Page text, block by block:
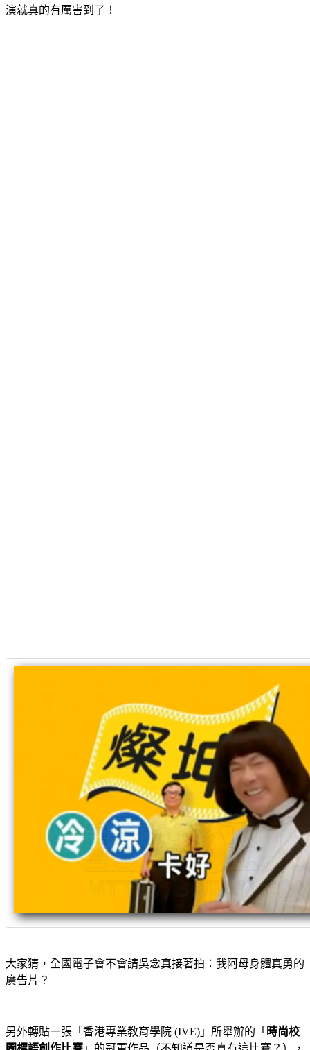
演就真的有厲害到了！
大家猜，全國電子會不會請吳念真接著拍：我阿母身體真勇的
廣告片？
另外轉貼一張「香港專業教育學院 (IVE)」所舉辦的「 時尚校